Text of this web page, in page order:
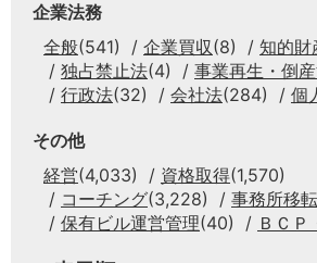
企業法務
全般(541) 企業買収(8) 知的財
独占禁止法(4) 事業再生・倒
行政法(32) 会社法(284) 個
その他
経営(4,033) 資格取得(1,570)
コーチング(3,228) 事務所移転
保有ビル運営管理(40) ＢＣＰ